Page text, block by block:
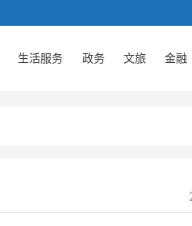
生活服务 政务 文旅 金融